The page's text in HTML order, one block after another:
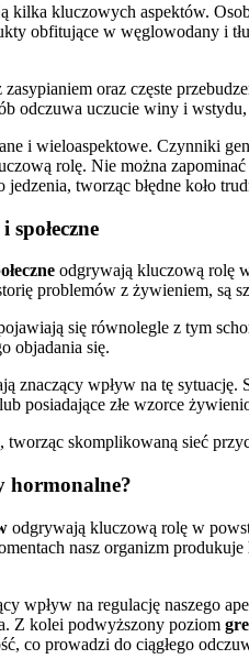
kilka kluczowych aspektów.
obfitujące w węglowodany i
zasypianiem oraz częste
odczuwa uczucie winy i
i wieloaspektowe. Czynniki
rolę. Nie można
tworząc błędne koło
odgrywają kluczową rolę
problemów z żywieniem, są
się równolegle z tym
objadania się.
znaczący wpływ na tę
posiadające złe wzorce
tworząc skomplikowaną sieć
hormonalne?
odgrywają kluczową rolę w
nasz organizm produkuje
wpływ na regulację naszego
Z kolei podwyższony poziom
co prowadzi do ciągłego